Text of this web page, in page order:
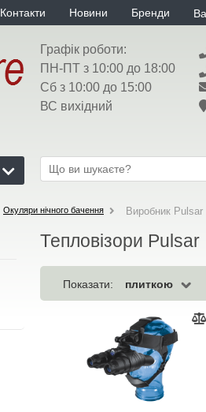
Контакти Новини Бренди
Графік роботи:
ПН-ПТ з 10:00 до 18:00
Сб з 10:00 до 15:00
ВС вихідний
Окуляри нічного бачення Виробник Pulsar
Тепловізори Pulsar
Показати: плиткою